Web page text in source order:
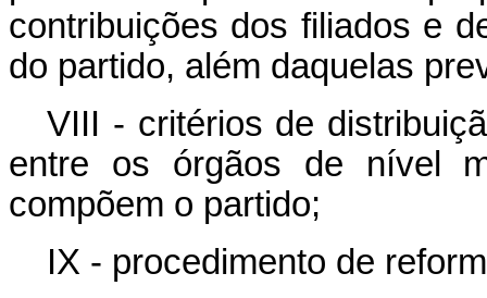
contribuições dos filiados e
do partido, além daquelas
VIII - critérios de
entre os órgãos de nível
compõem o partido;
IX - procedimento de